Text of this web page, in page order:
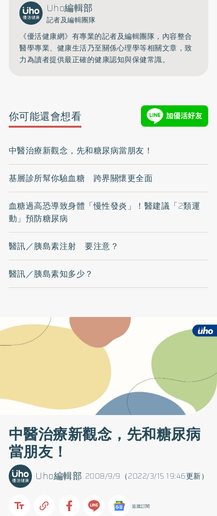
Uho編輯部
記者及編輯團隊
《優活健康網》有專業的記者及編輯團隊，內容整合
醫學專業、健康生活乃至關係心理學等相關文章，致
力為讀者提供最正確的健康認知與保健常識。
你可能還會想看
中醫治療新觀念，先和糖尿病當朋友！
基層診所幫你驗血糖 跨界關懷更全面
血糖過高恐導致身體「慢性發炎」！醫建議「2類運
動」預防糖尿病
醫訊／胰島素注射 要注意？
醫訊／胰島素知多少？
中醫治療新觀念，先和糖尿病
當朋友！
2008/9/9（2022/3/15 19:46更新）
Uho編輯部
追蹤訂閱